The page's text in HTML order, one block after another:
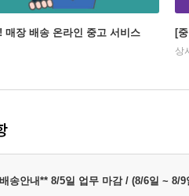
매장 배송 온라인 중고 서비스 [
상
송안내** 8/5일 업무 마감 / (8/6일 ~ 8/